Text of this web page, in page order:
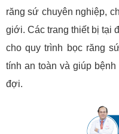
răng sứ chuyên nghiệp,
giới. Các trang thiết bị tại
cho quy trình bọc răng
tính an toàn và giúp
đợi.